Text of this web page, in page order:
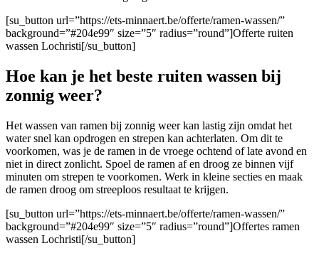
[su_button url=”https://ets-minnaert.be/offerte/ramen-wassen/”
background=”#204e99″ size=”5″ radius=”round”]Offerte ruiten
wassen Lochristi[/su_button]
Hoe kan je het beste ruiten wassen bij
zonnig weer?
Het wassen van ramen bij zonnig weer kan lastig zijn omdat het
water snel kan opdrogen en strepen kan achterlaten. Om dit te
voorkomen, was je de ramen in de vroege ochtend of late avond en
niet in direct zonlicht. Spoel de ramen af en droog ze binnen vijf
minuten om strepen te voorkomen. Werk in kleine secties en maak
de ramen droog om streeploos resultaat te krijgen.
[su_button url=”https://ets-minnaert.be/offerte/ramen-wassen/”
background=”#204e99″ size=”5″ radius=”round”]Offertes ramen
wassen Lochristi[/su_button]